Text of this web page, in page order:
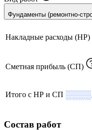
Фундаменты (ремонтно-
Накладные расходы (НР)
Сметная прибыль (СП)
Итого с НР и СП
Состав работ